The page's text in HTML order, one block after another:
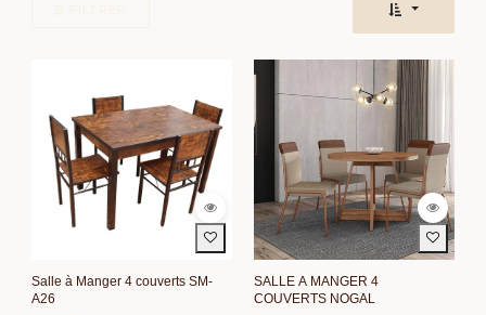
Salle à Manger 4 couverts SM-
A26
SALLE A MANGER 4
COUVERTS NOGAL